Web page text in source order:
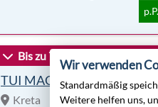
Bis zu 700 € pro Person
TUI MAGIC LIFE Candia
Kreta All Inclusive
Wir verwenden
Standardmäßig
Weitere helfen uns,